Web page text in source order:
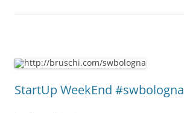
StartUp WeekEnd #swbologna